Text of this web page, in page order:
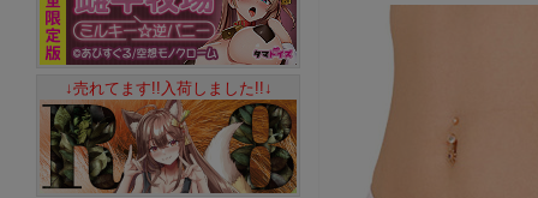
↓売れてます!!入荷しました!!↓